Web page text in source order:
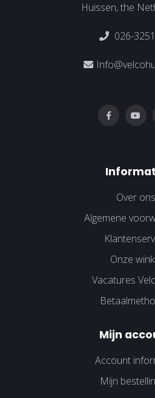
Huissen, the
026-
Over ons
Algemene
Onze
Vacatures
Mijn
Account
Mijn